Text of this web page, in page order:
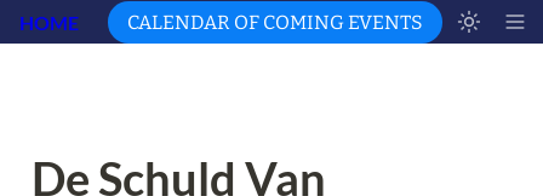
HOME CALENDAR OF COMING EVENTS
De Schuld Van